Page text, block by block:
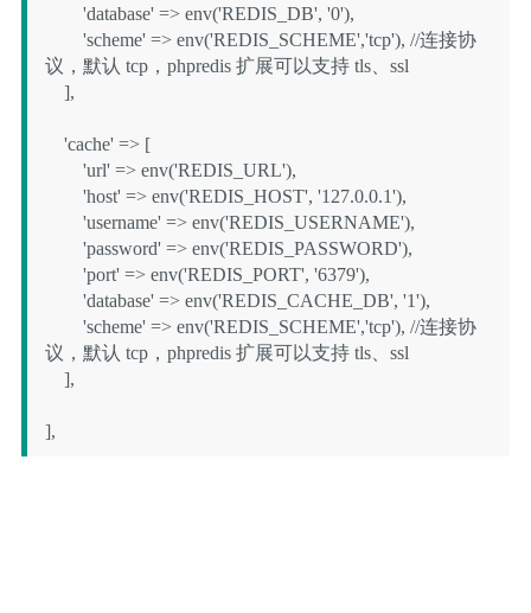
'database' => env('REDIS_DB', '0'),
'scheme' => env('REDIS_SCHEME','tcp'), //连接协
议，默认 tcp，phpredis 扩展可以支持 tls、ssl
],
'cache' => [
'url' => env('REDIS_URL'),
'host' => env('REDIS_HOST', '127.0.0.1'),
'username' => env('REDIS_USERNAME'),
'password' => env('REDIS_PASSWORD'),
'port' => env('REDIS_PORT', '6379'),
'database' => env('REDIS_CACHE_DB', '1'),
'scheme' => env('REDIS_SCHEME','tcp'), //连接协
议，默认 tcp，phpredis 扩展可以支持 tls、ssl
],
],